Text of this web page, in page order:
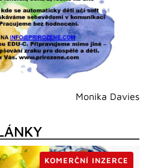
Monika Davies
KOMERČNÍ INZERCE